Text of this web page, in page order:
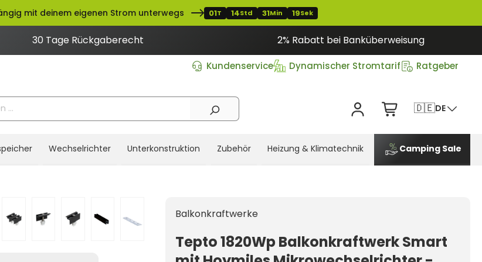
mit deinem eigenen Strom unterwegs 01T 14Std 31Min 18Sek
30 Tage Rückgaberecht 2% Rabatt bei Banküberweisung
Kundenservice Dynamischer Stromtarif Ratgeber
🇩🇪DE
Wechselrichter Unterkonstruktion Zubehör Heizung & Klimatechnik Camping Sale
Balkonkraftwerke
Tepto 1820Wp Balkonkraftwerk Smart